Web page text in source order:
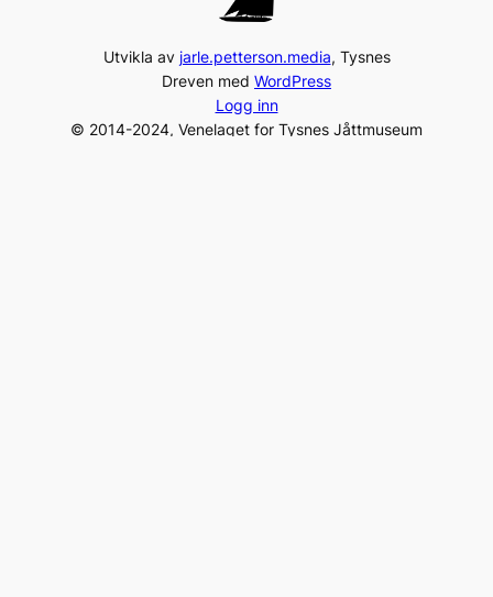
Utvikla av jarle.petterson.media, Tysnes
Dreven med WordPress
Logg inn
© 2014-2024, Venelaget for Tysnes Jåttmuseum